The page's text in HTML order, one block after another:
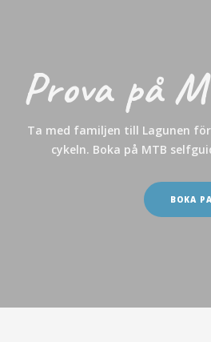
Prova på
Ta med familjen till Lagunen
cykeln. Boka på MTB
BOKA